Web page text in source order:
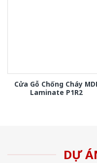
Cửa Gỗ Chống Cháy
Laminate P1R2
DỰ